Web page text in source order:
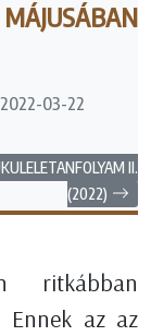
2022-03-22
II.
(2022)
ritkábban
Ennek az az